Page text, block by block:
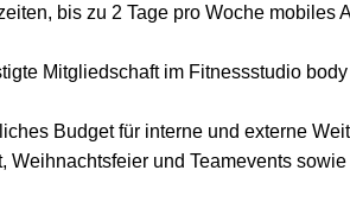
bis zu 2 Tage pro Woche mobiles
Mitgliedschaft im Fitnessstudio
Budget für interne und externe
Weihnachtsfeier und Teamevents